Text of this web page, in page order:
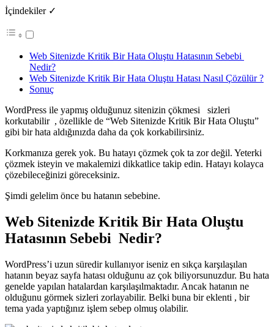
İçindekiler ✓
Web Sitenizde Kritik Bir Hata Oluştu Hatasının Sebebi
Nedir?
Web Sitenizde Kritik Bir Hata Oluştu Hatası Nasıl Çözülür ?
Sonuç
WordPress ile yapmış olduğunuz sitenizin çökmesi sizleri
korkutabilir , özellikle de “Web Sitenizde Kritik Bir Hata Oluştu”
gibi bir hata aldığınızda daha da çok korkabilirsiniz.
Korkmanıza gerek yok. Bu hatayı çözmek çok ta zor değil. Yeterki
çözmek isteyin ve makalemizi dikkatlice takip edin. Hatayı kolayca
çözebileceğinizi göreceksiniz.
Şimdi gelelim önce bu hatanın sebebine.
Web Sitenizde Kritik Bir Hata Oluştu
Hatasının Sebebi Nedir?
WordPress’i uzun süredir kullanıyor iseniz en sıkça karşılaşılan
hatanın beyaz sayfa hatası olduğunu az çok biliyorsunuzdur. Bu hata
genelde yapılan hatalardan karşılaşılmaktadır. Ancak hatanın ne
olduğunu görmek sizleri zorlayabilir. Belki buna bir eklenti , bir
tema yada yaptığınız işlem sebep olmuş olabilir.